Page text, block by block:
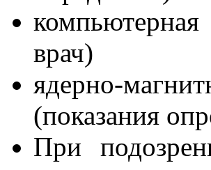
врач)
ядерно-
(показания
При